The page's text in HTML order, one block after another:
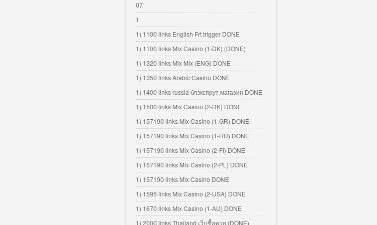
07
1
1) 1100 links English Frt trigger DONE
1) 1100 links Mix Casino (1-DK) (DONE)
1) 1320 links Mix Mix (ENG) DONE
1) 1350 links Arabic Casino DONE
1) 1400 links russia блэкспрут магазин DONE
1) 1500 links Mix Casino (2-DK) DONE
1) 157190 links Mix Casino (1-GR) DONE
1) 157190 links Mix Casino (1-HU) DONE
1) 157190 links Mix Casino (2-FI) DONE
1) 157190 links Mix Casino (2-PL) DONE
1) 157190 links Mix Casino DONE
1) 1595 links Mix Casino (2-USA) DONE
1) 1670 links Mix Casino (1-AU) DONE
1) 2000 links Thailand เว็บซื้อหวย (DONE)